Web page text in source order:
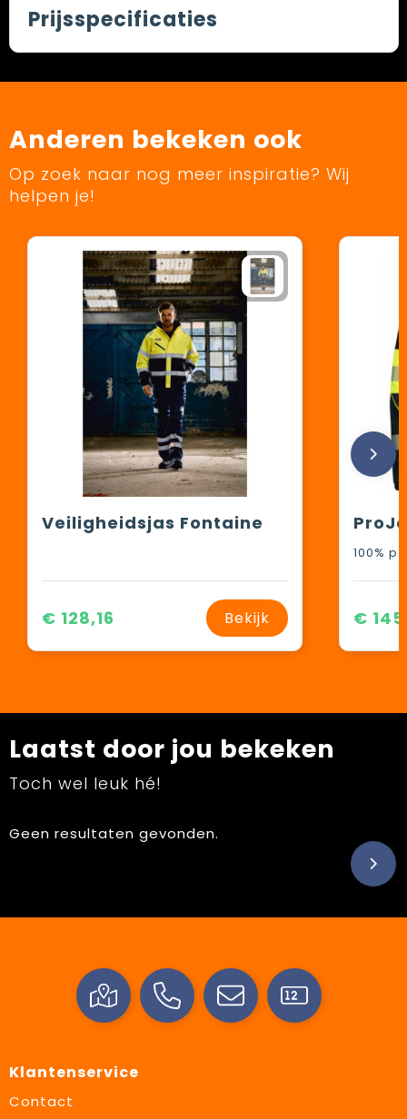
Prijsspecificaties
Anderen bekeken ook
Op zoek naar nog meer inspiratie? Wij
helpen je!
Veiligheidsjas Fontaine
€ 128,16 Bekijk
100%
€
Laatst door jou bekeken
Toch wel leuk hé!
Geen resultaten gevonden.
Klantenservice
Contact